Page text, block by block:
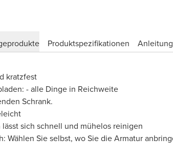
Produktspezifikationen
kratzfest
- alle Dinge in Reichweite
Schrank.
sich schnell und mühelos reinigen
Wählen Sie selbst, wo Sie die Armatur